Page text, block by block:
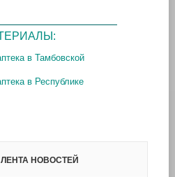
в Тамбовской
в Республике
ЛЕНТА НОВОСТЕЙ